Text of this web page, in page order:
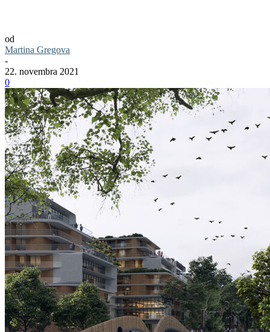
od
Martina Gregova
-
22. novembra 2021
0